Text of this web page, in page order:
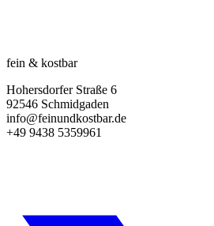
fein & kostbar
Hohersdorfer Straße 6
92546 Schmidgaden
info@feinundkostbar.de
+49 9438 5359961